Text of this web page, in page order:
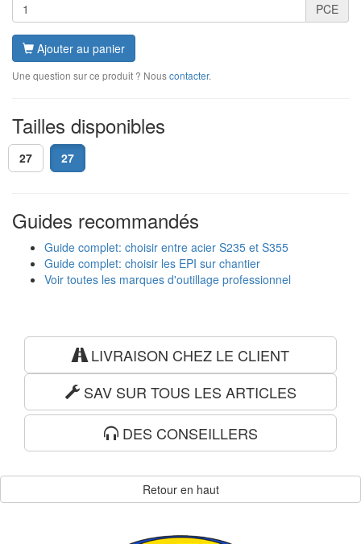
PCE
Ajouter au panier
Une question sur ce produit ? Nouscontacter.
Tailles disponibles
27 27
Guides recommandés
Guide complet: choisir entre acier S235 et S355
Guide complet: choisir les EPI sur chantier
Voir toutes les marques d'outillage professionnel
LIVRAISON CHEZ LE CLIENT
SAV SUR TOUS LES ARTICLES
DES CONSEILLERS
Retour en haut